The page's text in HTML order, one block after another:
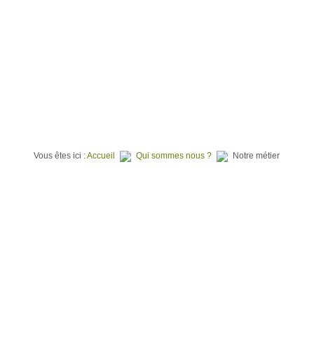
Vous êtes ici :Accueil Qui sommes nous ? Notre métier